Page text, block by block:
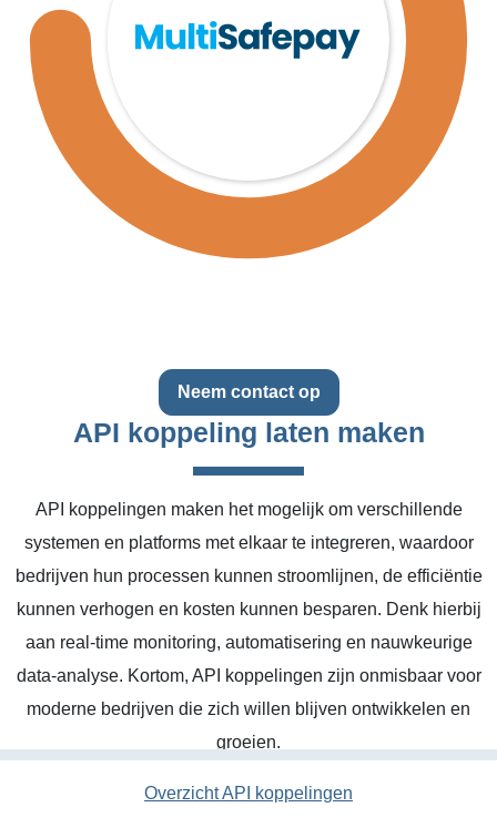
Neem contact op
API koppeling laten maken
API koppelingen maken het mogelijk om verschillende
systemen en platforms met elkaar te integreren, waardoor
bedrijven hun processen kunnen stroomlijnen, de efficiëntie
kunnen verhogen en kosten kunnen besparen. Denk hierbij
aan real-time monitoring, automatisering en nauwkeurige
data-analyse. Kortom, API koppelingen zijn onmisbaar voor
moderne bedrijven die zich willen blijven ontwikkelen en
groeien.
Overzicht API koppelingen